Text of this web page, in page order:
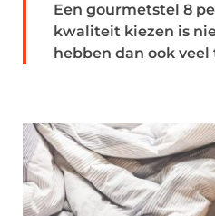
Een gourmetstel 8
kwaliteit kiezen is
hebben dan ook